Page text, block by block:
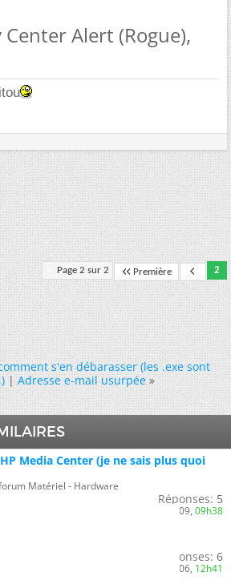
Center Alert (Rogue),
Page 2 sur 2 Première 2
s'en débarasser (les .exe sont
|Adresse e-mail usurpée »
Media Center (je ne sais plus quoi
Matériel - Hardware
Réponses: 5
23/09/2009, 09h38
Logiciel - Software - Open Source
Réponses: 6
01/08/2006, 12h41